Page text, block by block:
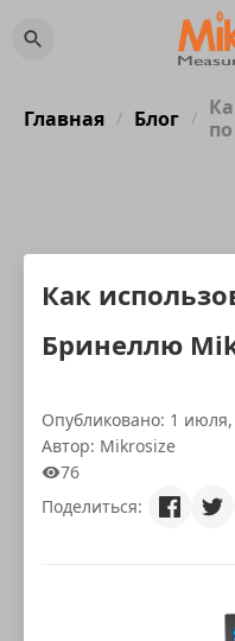
Главная / Блог /
Как
Бринеллю
Опубликовано: 1
Автор: Mikrosize
76
Поделиться: